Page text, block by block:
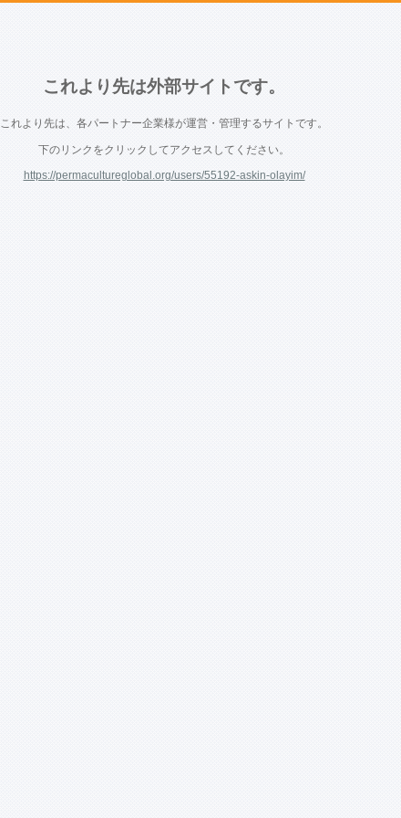
これより先は外部サイトです。
これより先は、各パートナー企業様が運営・管理するサイトです。
下のリンクをクリックしてアクセスしてください。
https://permacultureglobal.org/users/55192-askin-olayim/